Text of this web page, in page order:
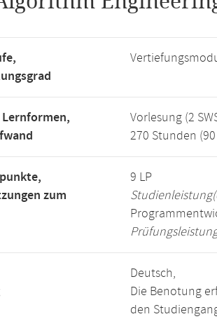
Vorlesung (2
270 Stunden
zum
9 LP
Deutsch,
Die Benotung
den